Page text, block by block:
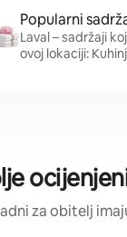
Popularni
Laval – sadržaji
ovoj lokaciji:
za obitelj